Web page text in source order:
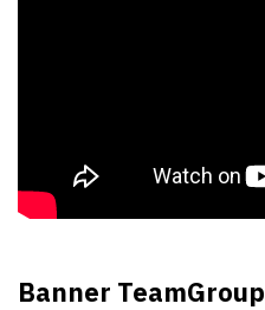
Banner TeamGroup